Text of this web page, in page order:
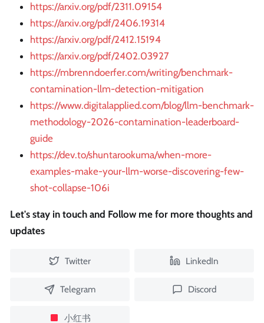
https://arxiv.org/pdf/2311.09154
https://arxiv.org/pdf/2406.19314
https://arxiv.org/pdf/2412.15194
https://arxiv.org/pdf/2402.03927
https://mbrenndoerfer.com/writing/benchmark-
contamination-llm-detection-mitigation
https://www.digitalapplied.com/blog/llm-benchmark-
methodology-2026-contamination-leaderboard-
guide
https://dev.to/shuntarookuma/when-more-
examples-make-your-llm-worse-discovering-few-
shot-collapse-106i
Let's stay in touch and Follow me for more thoughts and
updates
Twitter LinkedIn
Telegram Discord
小红书